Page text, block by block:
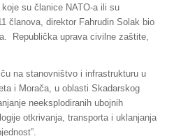
su članice NATO-a ili su
članova, direktor Fahrudin Solak bio
Republička uprava civilne zaštite,
na stanovništvo i infrastrukturu u
i Morača, u oblasti Skadarskog
neeksplodiranih ubojnih
otkrivanja, transporta i uklanjanja